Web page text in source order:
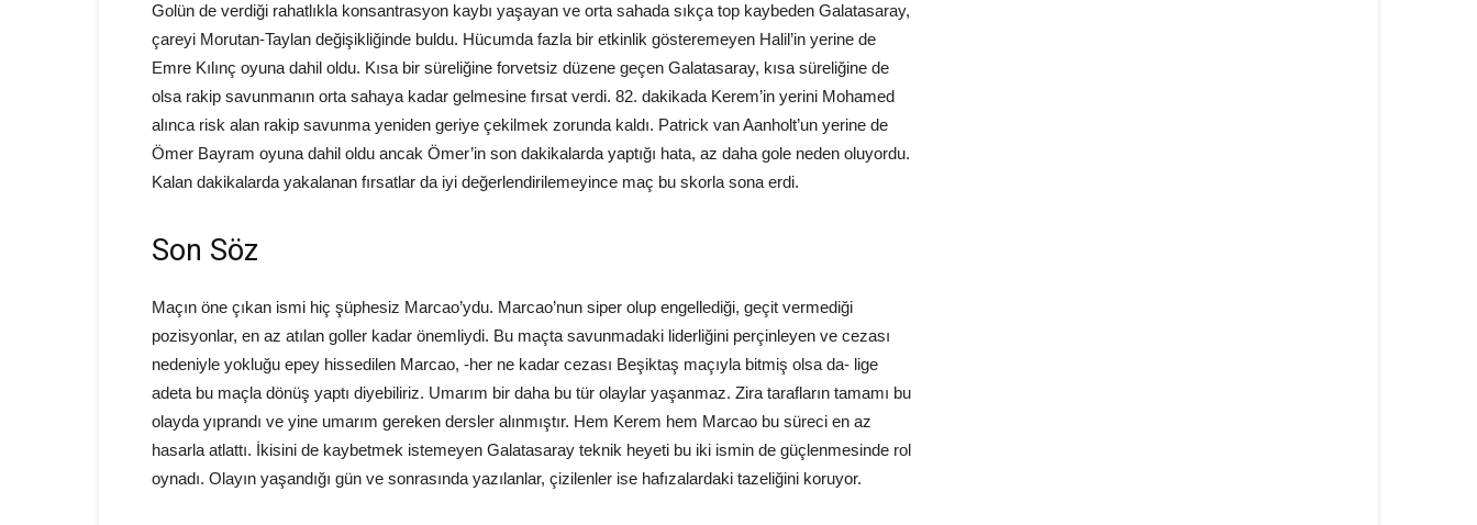
Golün de verdiği rahatlıkla konsantrasyon kaybı yaşayan ve orta sahada sıkça top kaybeden Galatasaray,
çareyi Morutan-Taylan değişikliğinde buldu. Hücumda fazla bir etkinlik gösteremeyen Halil’in yerine de
Emre Kılınç oyuna dahil oldu. Kısa bir süreliğine forvetsiz düzene geçen Galatasaray, kısa süreliğine de
olsa rakip savunmanın orta sahaya kadar gelmesine fırsat verdi. 82. dakikada Kerem’in yerini Mohamed
alınca risk alan rakip savunma yeniden geriye çekilmek zorunda kaldı. Patrick van Aanholt’un yerine de
Ömer Bayram oyuna dahil oldu ancak Ömer’in son dakikalarda yaptığı hata, az daha gole neden oluyordu.
Kalan dakikalarda yakalanan fırsatlar da iyi değerlendirilemeyince maç bu skorla sona erdi.
Son Söz
Maçın öne çıkan ismi hiç şüphesiz Marcao’ydu. Marcao’nun siper olup engellediği, geçit vermediği
pozisyonlar, en az atılan goller kadar önemliydi. Bu maçta savunmadaki liderliğini perçinleyen ve cezası
nedeniyle yokluğu epey hissedilen Marcao, -her ne kadar cezası Beşiktaş maçıyla bitmiş olsa da- lige
adeta bu maçla dönüş yaptı diyebiliriz. Umarım bir daha bu tür olaylar yaşanmaz. Zira tarafların tamamı bu
olayda yıprandı ve yine umarım gereken dersler alınmıştır. Hem Kerem hem Marcao bu süreci en az
hasarla atlattı. İkisini de kaybetmek istemeyen Galatasaray teknik heyeti bu iki ismin de güçlenmesinde rol
oynadı. Olayın yaşandığı gün ve sonrasında yazılanlar, çizilenler ise hafızalardaki tazeliğini koruyor.